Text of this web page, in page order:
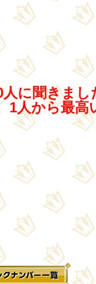
人に聞きまし
1人から最高